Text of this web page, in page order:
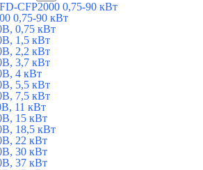
CFP2000 0,75-90 кВт
0,75-90 кВт
0,75 кВт
1,5 кВт
2,2 кВт
3,7 кВт
4 кВт
5,5 кВт
7,5 кВт
11 кВт
15 кВт
18,5 кВт
22 кВт
30 кВт
37 кВт